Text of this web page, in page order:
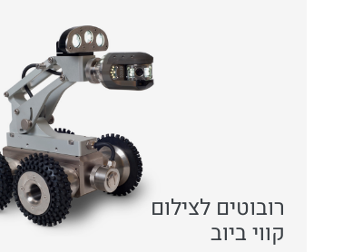
רובוטים לצילום
קווי ביוב